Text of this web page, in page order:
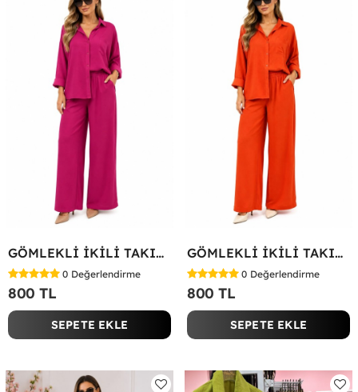
GÖMLEKLİ İKİLİ TAKIM Fuşya
0 Değerlendirme
800 TL
SEPETE EKLE
GÖMLEKLİ İKİLİ TAKIM Kırmızı
0 Değerlendirme
800 TL
SEPETE EKLE